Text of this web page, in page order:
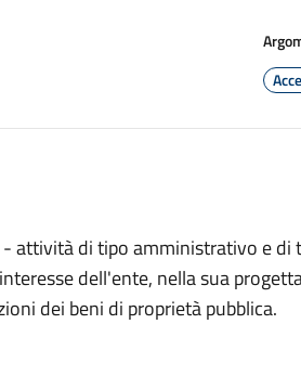
attività di tipo amministrativo e di
dell'ente, nella sua
dei beni di proprietà pubblica.